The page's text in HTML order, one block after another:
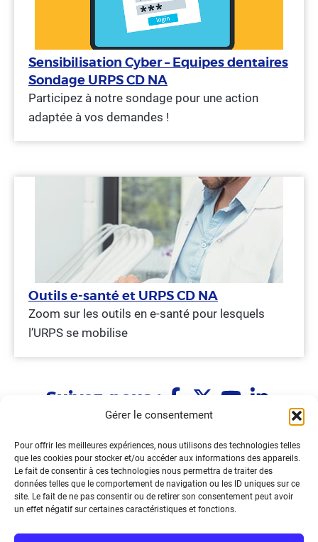
Gérer le consentement
Pour offrir les meilleures expériences, nous utilisons des technologies telles
que les cookies pour stocker et/ou accéder aux informations des appareils.
Le fait de consentir à ces technologies nous permettra de traiter des
données telles que le comportement de navigation ou les ID uniques sur ce
site. Le fait de ne pas consentir ou de retirer son consentement peut avoir
un effet négatif sur certaines caractéristiques et fonctions.
Sensibilisation Cyber – Equipes dentaires
Sondage URPS CD NA
Participez à notre sondage pour une action
adaptée à vos demandes !
Outils e-santé et URPS CD NA
Zoom sur les outils en e-santé pour lesquels
l’URPS se mobilise
Suivez-nous :
Immeuble Le Fénelon
1 allée Le Fénelon
33370 TRESSES
05.33.09.36.39